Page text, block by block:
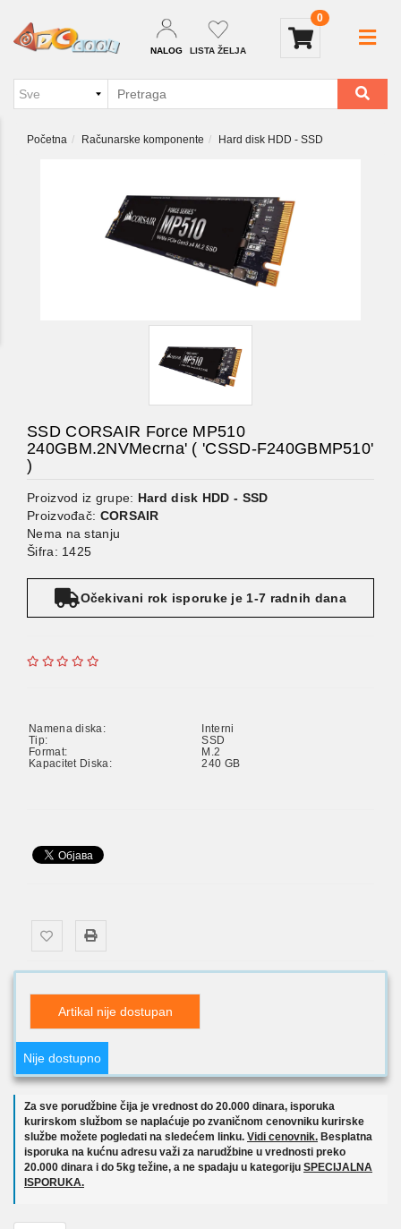
NALOG LISTA ŽELJA
0
Početna Računarske komponente Hard disk HDD - SSD
SSD CORSAIR Force MP510
240GBM.2NVMecrna' ( 'CSSD-F240GBMP510'
)
Proizvod iz grupe: Hard disk HDD - SSD
Proizvođač: CORSAIR
Nema na stanju
Šifra: 1425
Očekivani rok isporuke je 1-7 radnih dana
Namena diska:
Interni
Tip:
SSD
Format:
M.2
Kapacitet Diska:
240 GB
Artikal nije dostupan
Nije dostupno
Za sve porudžbine čija je vrednost do 20.000 dinara, isporuka
kurirskom službom se naplaćuje po zvaničnom cenovniku kurirske
službe možete pogledati na sledećem linku. Vidi cenovnik. Besplatna
isporuka na kućnu adresu važi za narudžbine u vrednosti preko
20.000 dinara i do 5kg težine, a ne spadaju u kategoriju SPECIJALNA
ISPORUKA.